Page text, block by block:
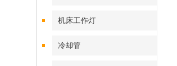
机床工作灯
冷却管